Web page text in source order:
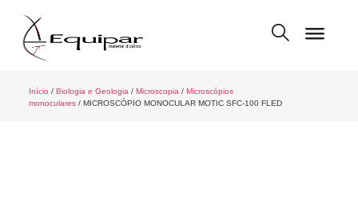
Início / Biologia e Geologia / Microscopia / Microscópios
monoculares/ MICROSCÓPIO MONOCULAR MOTIC SFC-100 FLED